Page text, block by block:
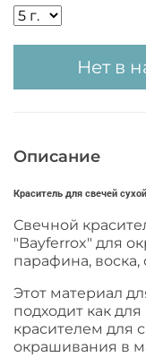
Нет в
Описание
Краситель для свечей
Свечной
"Bayferrox" для
парафина,
Этот материал
подходит как
красителем для
окрашивания в